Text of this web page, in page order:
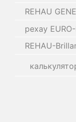
REHAU
рехау
REHAU-